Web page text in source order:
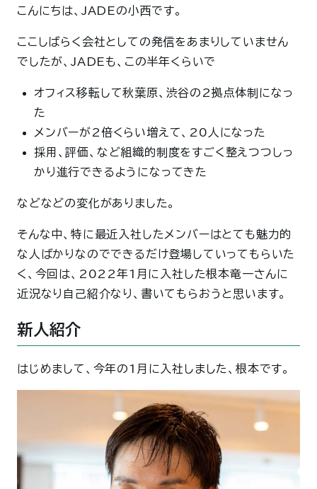
こんにちは、JADEの小西です。
ここしばらく会社としての発信をあまりしていません
でしたが、JADEも、この半年くらいで
オフィス移転して秋葉原、渋谷の2拠点体制になっ
た
メンバーが2倍くらい増えて、20人になった
採用、評価、など組織的制度をすごく整えつつしっ
かり進行できるようになってきた
などなどの変化がありました。
そんな中、特に最近入社したメンバーはとても魅力的
な人ばかりなのでできるだけ登場していってもらいた
く、今回は、2022年1月に入社した根本竜一さんに
近況なり自己紹介なり、書いてもらおうと思います。
新人紹介
はじめまして、今年の1月に入社しました、根本です。